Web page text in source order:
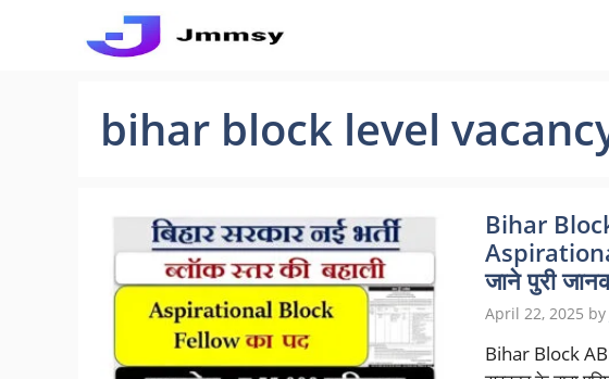
bihar block level
Bihar
जाने पुरी
April 22, 2025 by
Bihar Block